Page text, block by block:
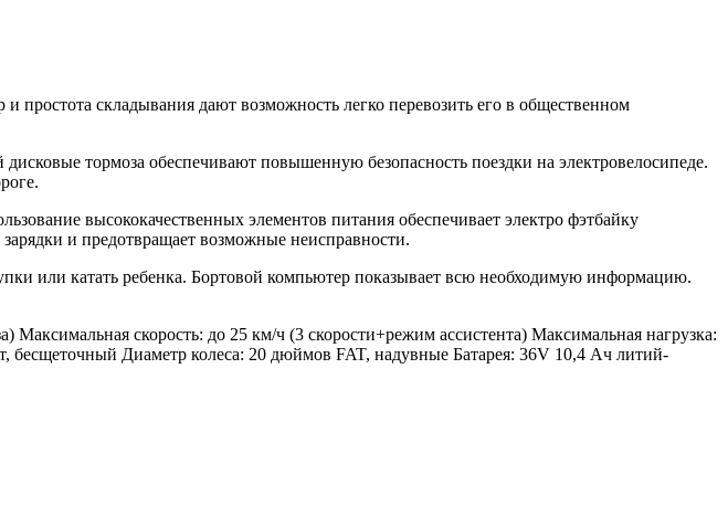
складывания дают возможность легко перевозить его в общественном
тормоза обеспечивают повышенную безопасность поездки на электровелосипеде.
высококачественных элементов питания обеспечивает электро фэтбайку
и предотвращает возможные неисправности.
или катать ребенка. Бортовой компьютер показывает всю необходимую информацию.
скорость: до 25 км/ч (3 скорости+режим ассистента) Максимальная нагрузка:
Диаметр колеса: 20 дюймов FAT, надувные Батарея: 36V 10,4 Ач литий-